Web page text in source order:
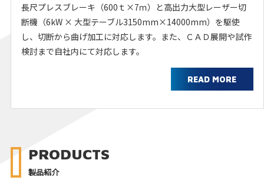
長尺プレスブレーキ（600ｔ×7ｍ）と高出力大型レーザー切
断機（6kW × 大型テーブル3150mm×14000mm）を駆使
し、切断から曲げ加工に対応します。また、ＣＡＤ展開や試作
検討まで自社内にて対応します。
READ MORE
PRODUCTS
製品紹介